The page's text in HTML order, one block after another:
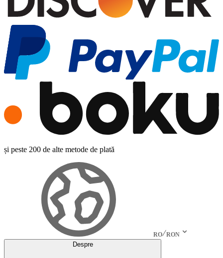
și peste 200 de alte metode de plată
RO RON
Despre